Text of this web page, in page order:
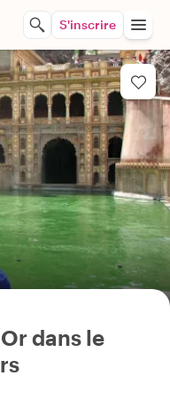
S'inscrire
dans le